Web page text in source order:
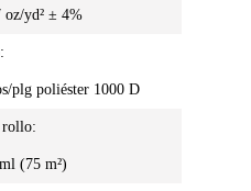
oz/yd² ± 4%
plg poliéster 1000 D
rollo:
(75 m²)